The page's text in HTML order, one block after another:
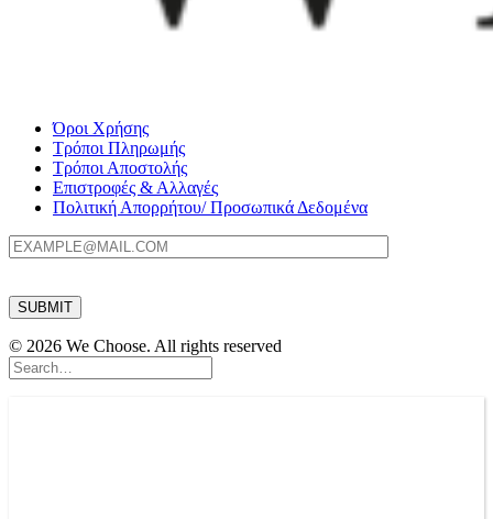
Όροι Χρήσης
Τρόποι Πληρωμής
Τρόποι Αποστολής
Επιστροφές & Αλλαγές
Πολιτική Απορρήτου/ Προσωπικά Δεδομένα
© 2026 We Choose. All rights reserved